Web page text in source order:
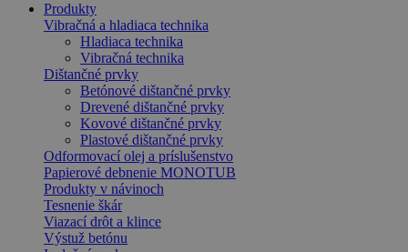
Produkty
Vibračná a hladiaca technika
Hladiaca technika
Vibračná technika
Dištančné prvky
Betónové dištančné prvky
Drevené dištančné prvky
Kovové dištančné prvky
Plastové dištančné prvky
Odformovací olej a príslušenstvo
Papierové debnenie MONOTUB
Produkty v návinoch
Tesnenie škár
Viazací drôt a klince
Výstuž betónu